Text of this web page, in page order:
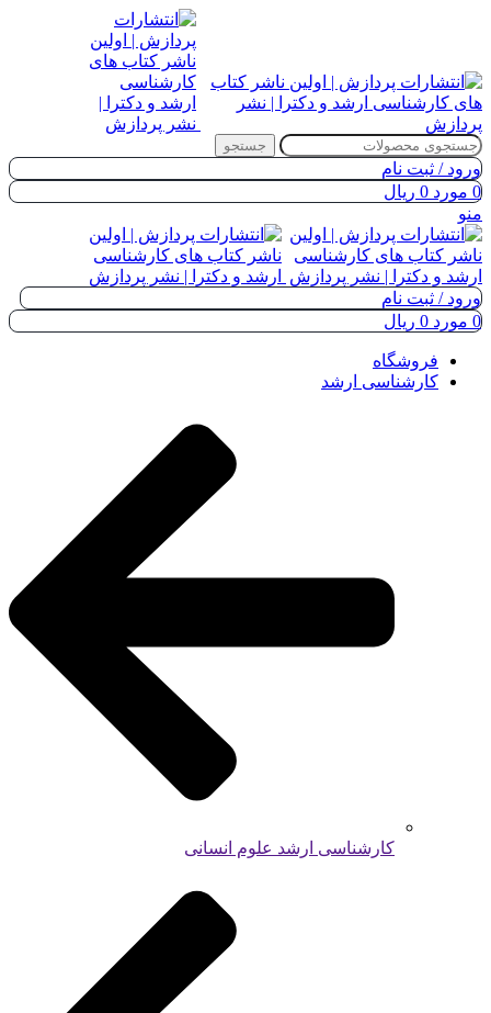
جستجو
ورود / ثبت نام
0 مورد 0 ریال
منو
ورود / ثبت نام
0 مورد 0 ریال
فروشگاه
کارشناسی ارشد
کارشناسی ارشد علوم انسانی